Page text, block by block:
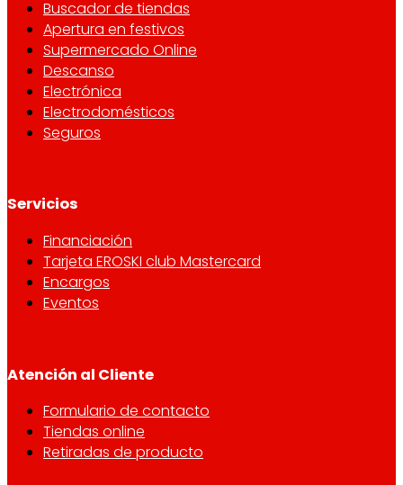
Buscador de tiendas
Apertura en festivos
Supermercado Online
Descanso
Electrónica
Electrodomésticos
Seguros
Servicios
Financiación
Tarjeta EROSKI club Mastercard
Encargos
Eventos
Atención al Cliente
Formulario de contacto
Tiendas online
Retiradas de producto